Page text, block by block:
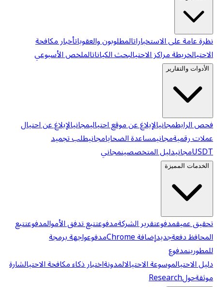
نظرة عامة على الاستخباراتالمطلوبون والعقوباتأخبار مكافحة
الاحتيالخريطة مراكز الاحتيالبحث الكياناتالملخص الأسبوعي
الأدوات والتقارير
فحص الرابطمجانيالإبلاغ عن موقع احتياليمجانيالإبلاغ عن احتيال
عملات رقميةمجانيمساعدة الضحايامجانيطلب تجميد
USDTمجانيدليل المتخصصينمجاني
الخدمات المميزة
تحقيق عميقمدفوعتقرير الشركةمدفوعتتبع تدفق الأموالمدفوعتتبع
المحافظ دفعةجديدإضافة Chrome مدفوعواجهة برمجة
للمطورينمدفوع
دليل الاحتيالموسوعة الاحتيالالمدونةاختبار ذكاء مكافحة الاحتيالشارة
موثقةحولResearch